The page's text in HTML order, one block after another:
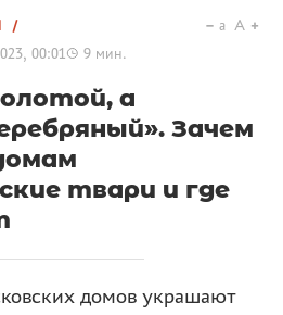
00:01 9 мин.
a A
а
Зачем
твари и где
домов украшают